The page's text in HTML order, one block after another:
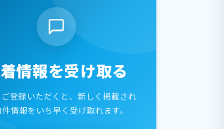
情報を受け取る
ご登録いただくと、新しく掲載され
件情報をいち早く受け取れます。